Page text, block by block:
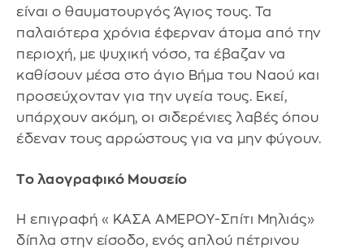
είναι ο θαυματουργός Άγιος τους. Τα
παλαιότερα χρόνια έφερναν άτομα από την
περιοχή, με ψυχική νόσο, τα έβαζαν να
καθίσουν μέσα στο άγιο Βήμα του Ναού και
προσεύχονταν για την υγεία τους. Εκεί,
υπάρχουν ακόμη, οι σιδερένιες λαβές όπου
έδεναν τους αρρώστους για να μην φύγουν.
Το λαογραφικό Μουσείο
Η επιγραφή « ΚΑΣΑ ΑΜΕΡΟΥ-Σπίτι Μηλιάς»
δίπλα στην είσοδο, ενός απλού πέτρινου